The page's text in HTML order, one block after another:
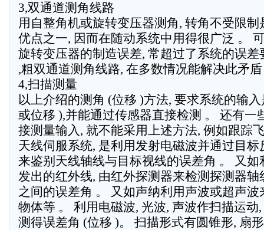
3,双通道测角线路
用自整角机或旋转变压器测角, 转角不受限制
优点之一, 因而在随动系统中用得很广泛 。
旋转变压器的制造误差, 常超过了系统的误差
,粗双通道测角线路, 在多数情况能解决此矛
4,扫描测量
以上介绍的测角 (位移 )方法, 要求系统的输
或位移 ),并能通过传感器直接检测 。 还有一
接测量输入, 就不能采用上述方法, 例如跟踪
天线伺服系统, 是利用发射电磁波并通过目标
来鉴别天线轴线与目标视线的误差角 。 又如
发出的红外线, 由红外探测器来检测探测器轴
之间的误差角 。 又如声纳利用声波或超声
物体等 。 利用电磁波, 光波, 声波作扫描运动
测得误差角 (位移 )。 扫描形式有圆锥形, 扇